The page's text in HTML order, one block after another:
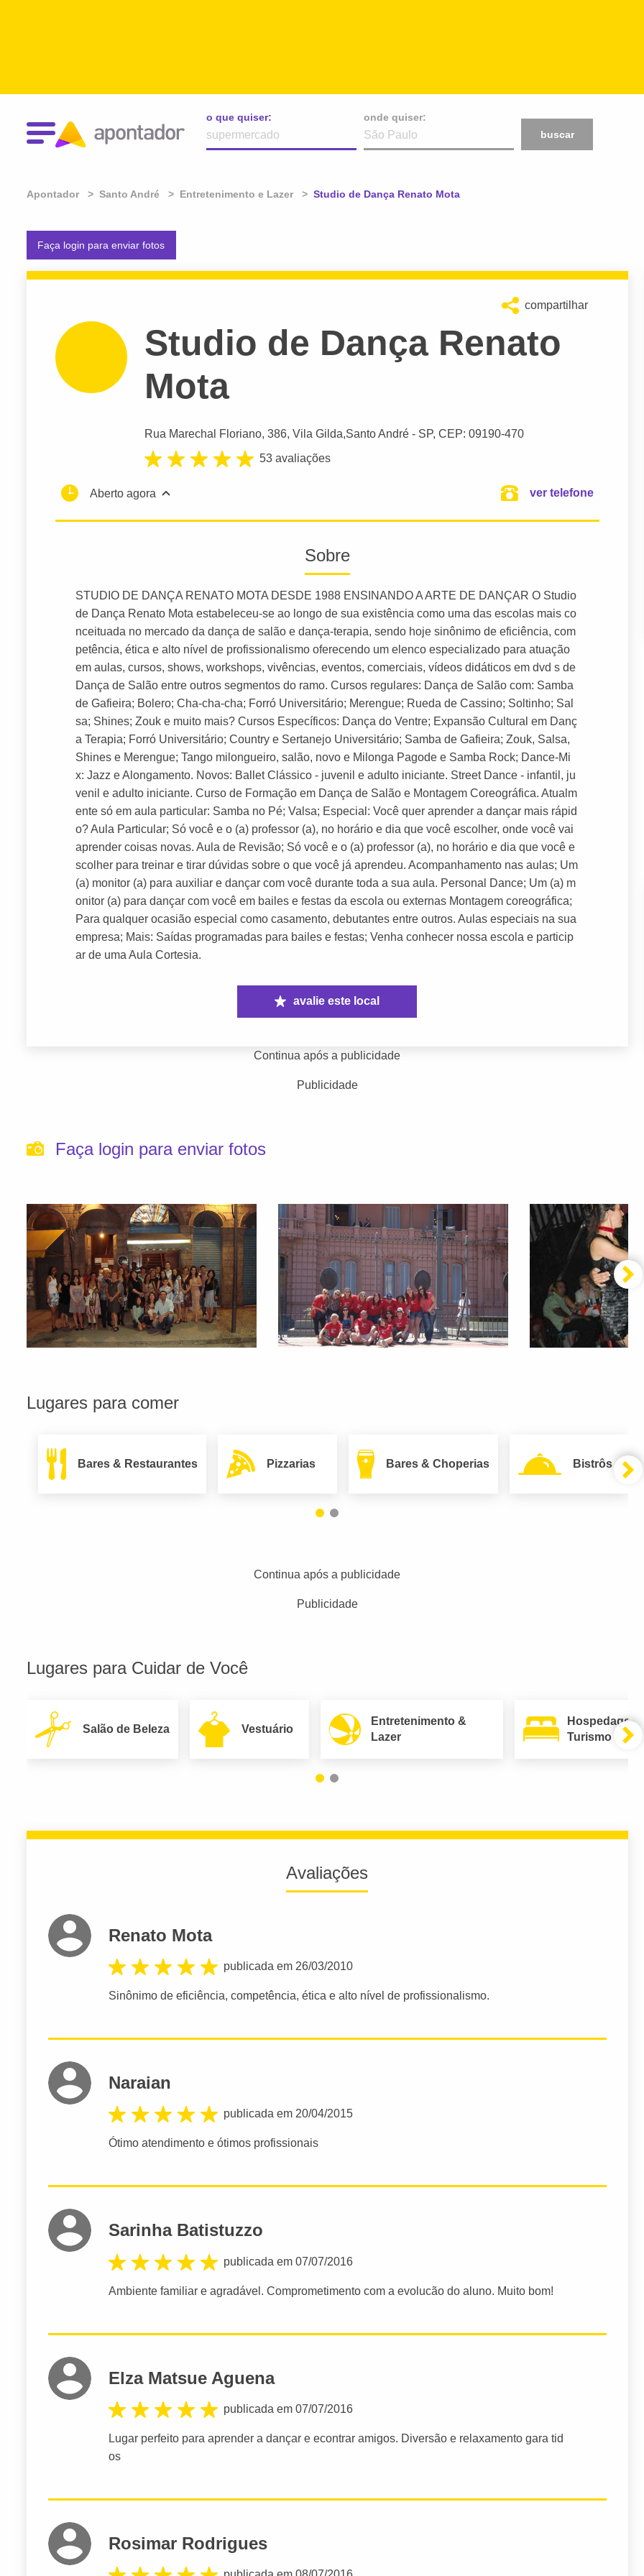
o que quiser:
onde quiser:
buscar
Apontador Santo André Entretenimento e Lazer Atual:
Studio de Dança Renato Mota
Faça login para enviar fotos
compartilhar
Studio de Dança Renato
Mota
Rua Marechal Floriano, 386, Vila Gilda,Santo André - SP, CEP: 09190-470
53 avaliações
Aberto agora ver telefone
Sobre
STUDIO DE DANÇA RENATO MOTA DESDE 1988 ENSINANDO A ARTE DE DANÇAR O Studio
de Dança Renato Mota estabeleceu-se ao longo de sua existência como uma das escolas mais co
nceituada no mercado da dança de salão e dança-terapia, sendo hoje sinônimo de eficiência, com
petência, ética e alto nível de profissionalismo oferecendo um elenco especializado para atuação
em aulas, cursos, shows, workshops, vivências, eventos, comerciais, vídeos didáticos em dvd s de
Dança de Salão entre outros segmentos do ramo. Cursos regulares: Dança de Salão com: Samba
de Gafieira; Bolero; Cha-cha-cha; Forró Universitário; Merengue; Rueda de Cassino; Soltinho; Sal
sa; Shines; Zouk e muito mais? Cursos Específicos: Dança do Ventre; Expansão Cultural em Danç
a Terapia; Forró Universitário; Country e Sertanejo Universitário; Samba de Gafieira; Zouk, Salsa,
Shines e Merengue; Tango milongueiro, salão, novo e Milonga Pagode e Samba Rock; Dance-Mi
x: Jazz e Alongamento. Novos: Ballet Clássico - juvenil e adulto iniciante. Street Dance - infantil, ju
venil e adulto iniciante. Curso de Formação em Dança de Salão e Montagem Coreográfica. Atualm
ente só em aula particular: Samba no Pé; Valsa; Especial: Você quer aprender a dançar mais rápid
o? Aula Particular; Só você e o (a) professor (a), no horário e dia que você escolher, onde você vai
aprender coisas novas. Aula de Revisão; Só você e o (a) professor (a), no horário e dia que você e
scolher para treinar e tirar dúvidas sobre o que você já aprendeu. Acompanhamento nas aulas; Um
(a) monitor (a) para auxiliar e dançar com você durante toda a sua aula. Personal Dance; Um (a) m
onitor (a) para dançar com você em bailes e festas da escola ou externas Montagem coreográfica;
Para qualquer ocasião especial como casamento, debutantes entre outros. Aulas especiais na sua
empresa; Mais: Saídas programadas para bailes e festas; Venha conhecer nossa escola e particip
ar de uma Aula Cortesia.
avalie este local
Continua após a publicidade
Publicidade
Faça login para enviar fotos
Lugares para comer
Bares & Restaurantes Pizzarias Bares & Choperias Bistrôs
Continua após a publicidade
Publicidade
Lugares para Cuidar de Você
Salão de Beleza Vestuário
Entretenimento &
Lazer
Hospedagem
Turismo
Avaliações
Renato Mota
publicada em 26/03/2010
Sinônimo de eficiência, competência, ética e alto nível de profissionalismo.
Naraian
publicada em 20/04/2015
Ótimo atendimento e ótimos profissionais
Sarinha Batistuzzo
publicada em 07/07/2016
Ambiente familiar e agradável. Comprometimento com a evolucão do aluno. Muito bom!
Elza Matsue Aguena
publicada em 07/07/2016
Lugar perfeito para aprender a dançar e econtrar amigos. Diversão e relaxamento gara tid
os
Rosimar Rodrigues